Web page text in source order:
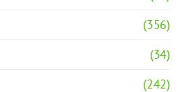
(356)
(34)
(242)